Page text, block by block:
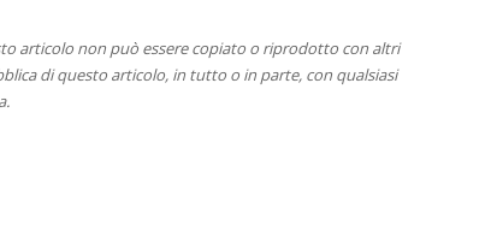
articolo non può essere copiato o riprodotto con altri
di questo articolo, in tutto o in parte, con qualsiasi